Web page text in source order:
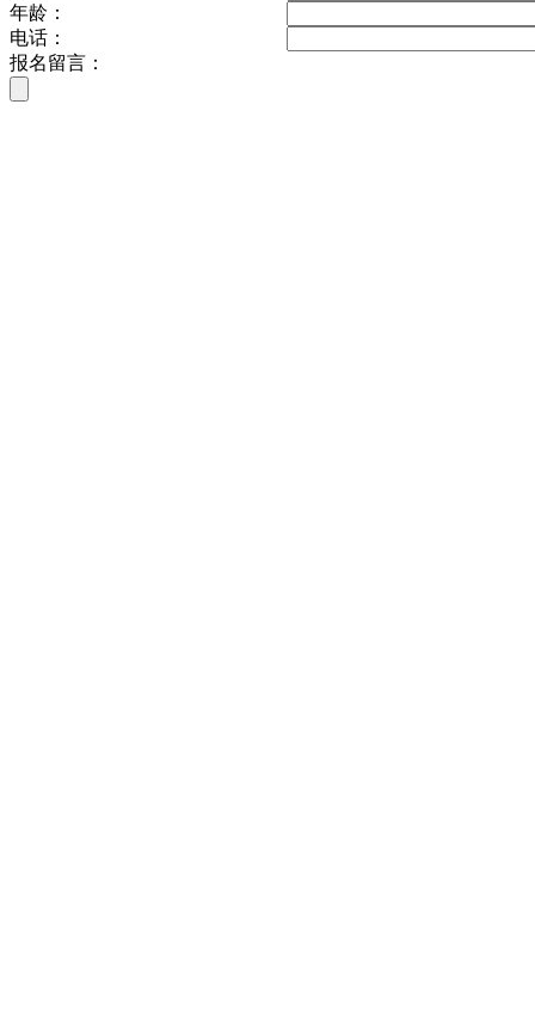
年龄：
电话：
报名留言：